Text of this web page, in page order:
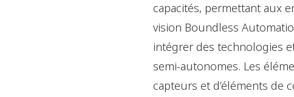
capacités, permettant aux
vision Boundless
intégrer des technologies
semi-autonomes. Les
capteurs et d’éléments de